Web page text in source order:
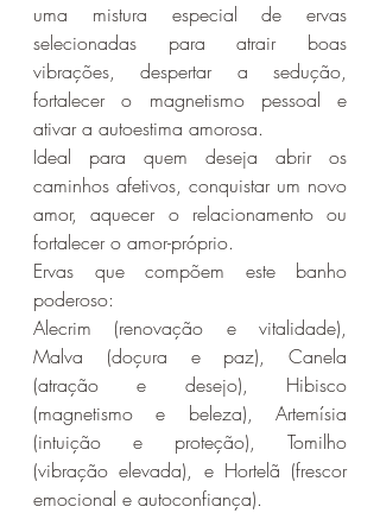
uma mistura especial de ervas
selecionadas para atrair boas
vibrações, despertar a sedução,
fortalecer o magnetismo pessoal e
ativar a autoestima amorosa.
Ideal para quem deseja abrir os
caminhos afetivos, conquistar um novo
amor, aquecer o relacionamento ou
fortalecer o amor-próprio.
Ervas que compõem este banho
poderoso:
Alecrim (renovação e vitalidade),
Malva (doçura e paz), Canela
(atração e desejo), Hibisco
(magnetismo e beleza), Artemísia
(intuição e proteção), Tomilho
(vibração elevada), e Hortelã (frescor
emocional e autoconfiança).